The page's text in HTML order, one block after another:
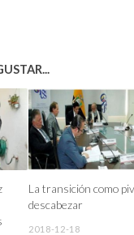
La transición como
descabezar
2018-12-18